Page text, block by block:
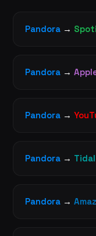
Pandora →
Pandora →
Pandora →
Pandora → Tidal
Pandora →